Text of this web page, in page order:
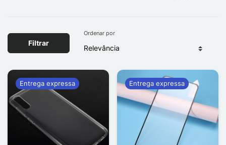
Filtrar
Ordenar por
Entrega expressa Entrega expressa